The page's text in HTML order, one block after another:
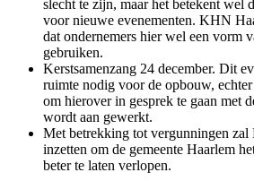
slecht te zijn, maar het betekent wel
voor nieuwe evenementen. KHN
dat ondernemers hier wel een vorm
gebruiken.
Kerstsamenzang 24 december. Dit
ruimte nodig voor de opbouw,
om hierover in gesprek te gaan met
wordt aan gewerkt.
Met betrekking tot vergunningen
inzetten om de gemeente Haarlem
beter te laten verlopen.